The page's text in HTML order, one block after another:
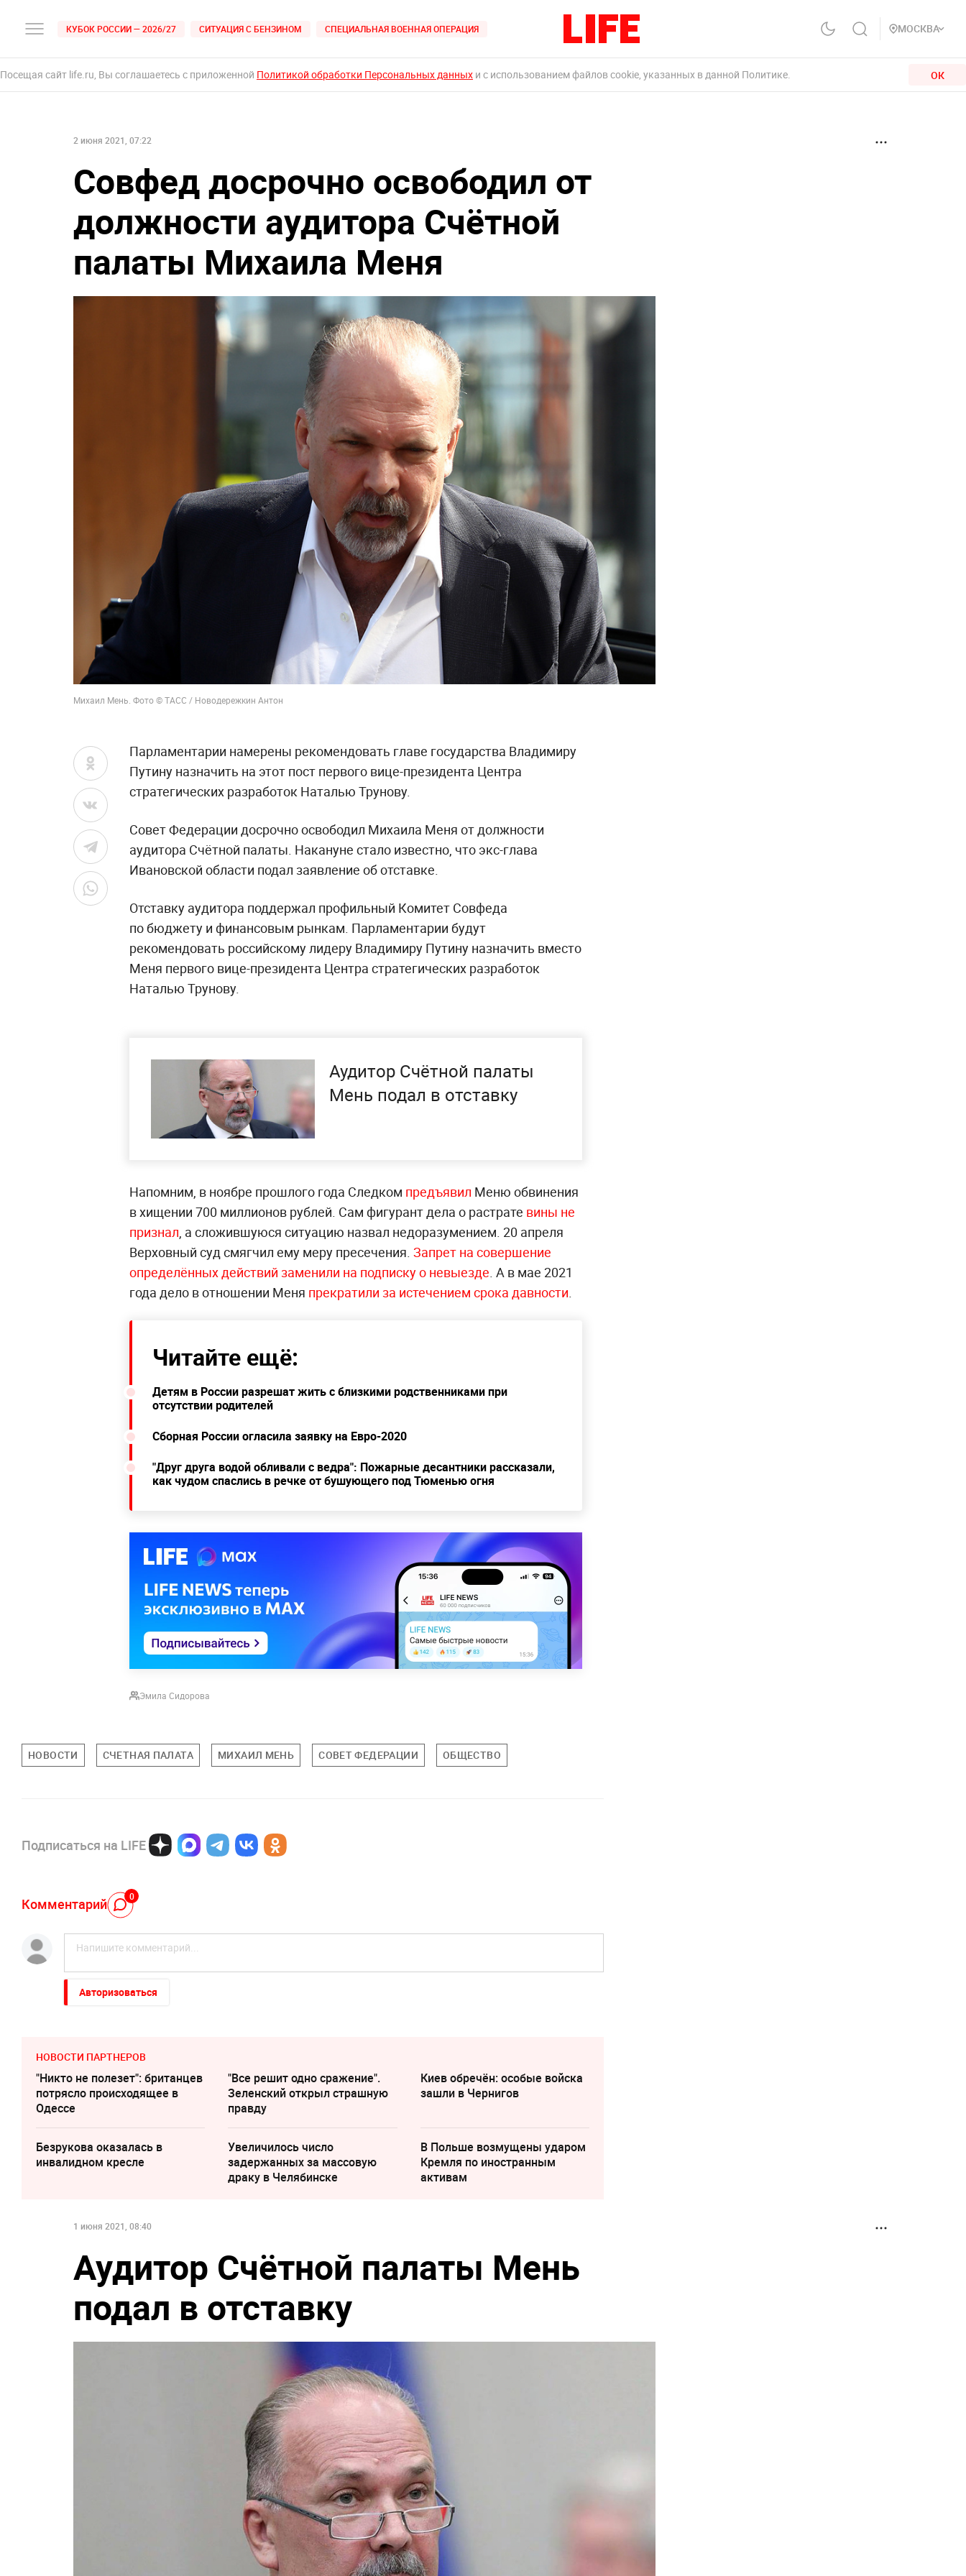
КУБОК РОССИИ — 2026/27 СИТУАЦИЯ С БЕНЗИНОМ СПЕЦИАЛЬНАЯ ВОЕННАЯ ОПЕРАЦИЯ МОСКВА
Посещая сайт life.ru, Вы соглашаетесь с приложенной Политикой обработки Персональных данных и с использованием файлов cookie, указанных в данной Политике. ОК
2 июня 2021, 07:22
Совфед досрочно освободил от
должности аудитора Счётной
палаты Михаила Меня
Михаил Мень. Фото © ТАСС / Новодережкин Антон
Парламентарии намерены рекомендовать главе государства Владимиру
Путину назначить на этот пост первого вице-президента Центра
стратегических разработок Наталью Трунову.
Совет Федерации досрочно освободил Михаила Меня от должности
аудитора Счётной палаты. Накануне стало известно, что экс-глава
Ивановской области подал заявление об отставке.
Отставку аудитора поддержал профильный Комитет Совфеда
по бюджету и финансовым рынкам. Парламентарии будут
рекомендовать российскому лидеру Владимиру Путину назначить вместо
Меня первого вице-президента Центра стратегических разработок
Наталью Трунову.
Аудитор Счётной палаты
Мень подал в отставку
Напомним, в ноябре прошлого года Следком предъявил Меню обвинения
в хищении 700 миллионов рублей. Сам фигурант дела о растрате вины не
признал, а сложившуюся ситуацию назвал недоразумением. 20 апреля
Верховный суд смягчил ему меру пресечения. Запрет на совершение
определённых действий заменили на подписку о невыезде. А в мае 2021
года дело в отношении Меня прекратили за истечением срока давности.
Читайте ещё:
Детям в России разрешат жить с близкими родственниками при
отсутствии родителей
Сборная России огласила заявку на Евро-2020
"Друг друга водой обливали с ведра": Пожарные десантники рассказали,
как чудом спаслись в речке от бушующего под Тюменью огня
Эмила Сидорова
НОВОСТИ СЧЕТНАЯ ПАЛАТА МИХАИЛ МЕНЬ СОВЕТ ФЕДЕРАЦИИ ОБЩЕСТВО
Подписаться на LIFE
Комментарий 0
Авторизоваться
НОВОСТИ ПАРТНЕРОВ
"Никто не полезет": британцев
потрясло происходящее в
Одессе
"Все решит одно сражение".
Зеленский открыл страшную
правду
Киев обречён: особые войска
зашли в Чернигов
Безрукова оказалась в
инвалидном кресле
Увеличилось число
задержанных за массовую
драку в Челябинске
В Польше возмущены ударом
Кремля по иностранным
активам
1 июня 2021, 08:40
Аудитор Счётной палаты Мень
подал в отставку